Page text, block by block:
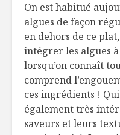
On est habitué
algues de façon
en dehors de ce
intégrer les algues
lorsqu’on connaît
comprend
ces ingrédients !
également très
saveurs et leurs